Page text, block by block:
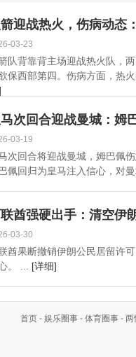
迎战热火，伤病动态
03-23
队背靠背主场迎战热火队，
保西部第四。伤病方面，热
次回合迎战曼城：姆
03-19
次回合将迎战曼城，姆巴佩
佩回归为皇马注入信心，对
联酋强硬出手：清空伊
03-30
酋果断撤销伊朗公民居留许
。 ... [详细]
首页 - 娱乐圈事 - 体育圈事 - 两